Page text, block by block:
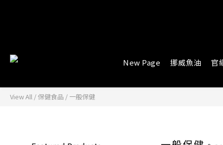
New Page 挪威魚油 官
View All /保健食品 / 一般保健